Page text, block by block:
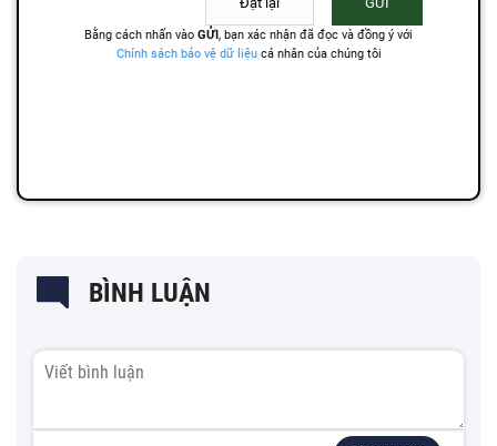
BÌNH LUẬN